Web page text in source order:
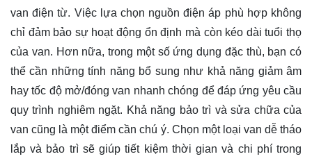
van điện từ. Việc lựa chọn nguồn điện áp phù hợp không
chỉ đảm bảo sự hoạt động ổn định mà còn kéo dài tuổi thọ
của van. Hơn nữa, trong một số ứng dụng đặc thù, bạn có
thể cần những tính năng bổ sung như khả năng giảm âm
hay tốc độ mở/đóng van nhanh chóng để đáp ứng yêu cầu
quy trình nghiêm ngặt. Khả năng bảo trì và sửa chữa của
van cũng là một điểm cần chú ý. Chọn một loại van dễ tháo
lắp và bảo trì sẽ giúp tiết kiệm thời gian và chi phí trong